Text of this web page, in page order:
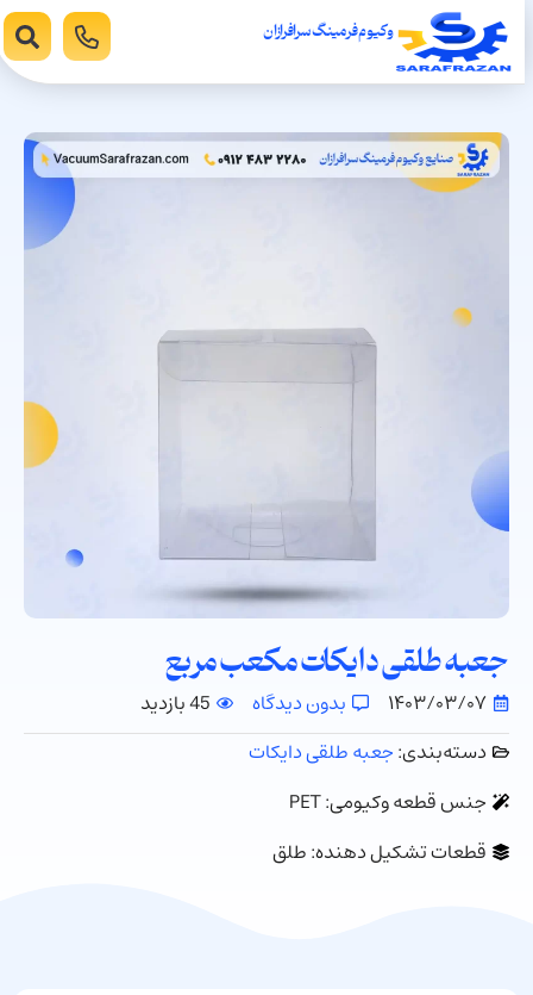
وکیوم فرمینگ سرافرازان
جعبه طلقی دایکات مکعب مربع
۱۴۰۳/۰۳/۰۷ بدون دیدگاه
45 بازدید
دسته‌بندی:جعبه طلقی دایکات
جنس قطعه وکیومی: PET
قطعات تشکیل دهنده: طلق